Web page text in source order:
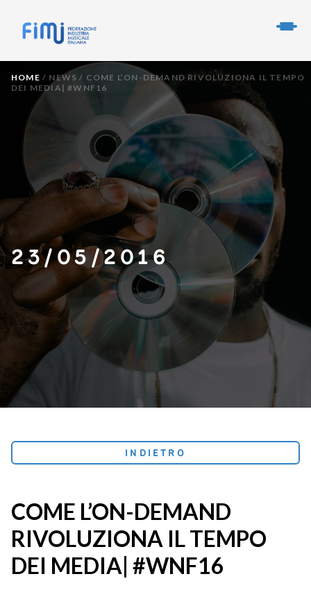
HOME / NEWS / COME L’ON-DEMAND RIVOLUZIONA IL TEMPO
DEI MEDIA| #WNF16
23/05/2016
INDIETRO
COME L’ON-DEMAND
RIVOLUZIONA IL TEMPO
DEI MEDIA| #WNF16